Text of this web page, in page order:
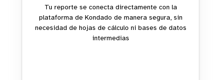
Tu reporte se conecta directamente con la
plataforma de Kondado de manera segura, sin
necesidad de hojas de cálculo ni bases de datos
intermedias